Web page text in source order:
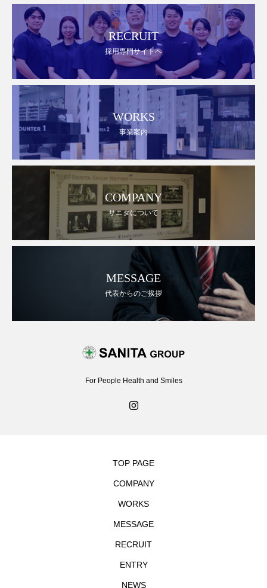
RECRUIT
採用専門サイトへ
WORKS
事業案内
COMPANY
サニタについて
MESSAGE
代表からのご挨拶
For People Health and Smiles
TOP PAGE
COMPANY
WORKS
MESSAGE
RECRUIT
ENTRY
NEWS